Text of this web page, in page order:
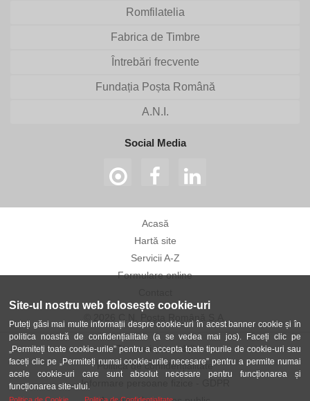
Site-ul nostru web folosește cookie-uri
Puteți găsi mai multe informații despre cookie-uri în acest banner cookie și în
politica noastră de confidențialitate (a se vedea mai jos). Faceți clic pe
„Permiteți toate cookie-urile” pentru a accepta toate tipurile de cookie-uri sau
faceți clic pe „Permiteți numai cookie-urile necesare” pentru a permite numai
acele cookie-uri care sunt absolut necesare pentru funcționarea și
funcționarea site-ului.
Romfilatelia
Fabrica de Timbre
Întrebări frecvente
Fundația Poșta Română
A.N.I.
Social Media
Acasă
Hartă site
Servicii A-Z
Formulare online
Termeni și condiții
Politica de confidențialitate
Informare persoane fizice - GDPR